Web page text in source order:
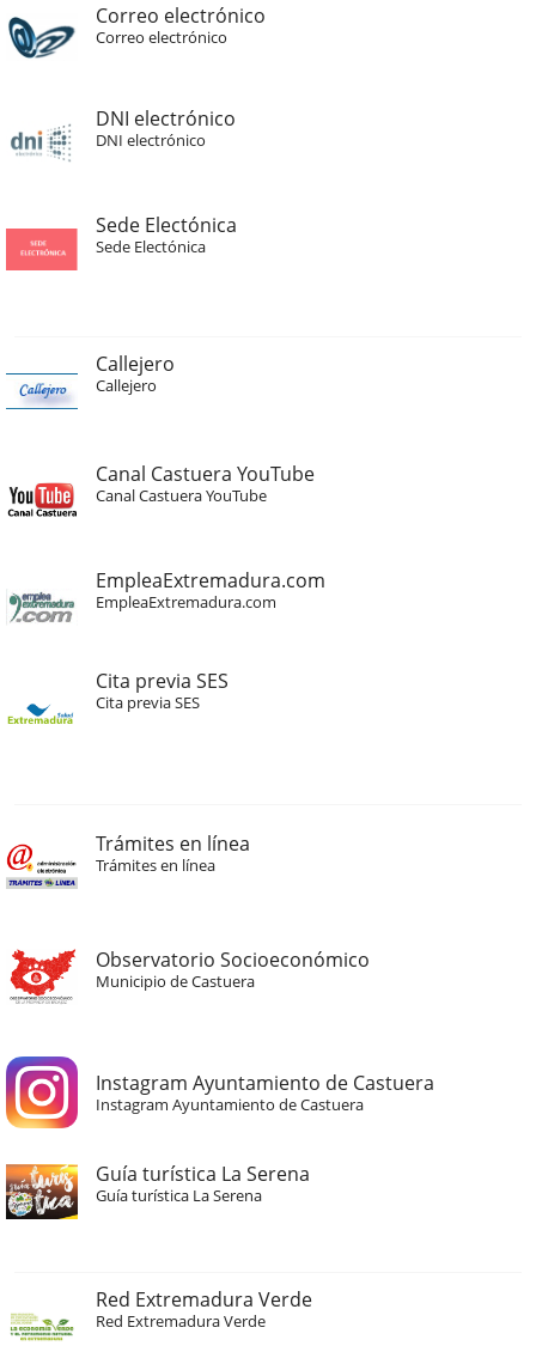
Correo electrónico
Correo electrónico
DNI electrónico
DNI electrónico
Sede Electónica
Sede Electónica
Callejero
Callejero
Canal Castuera YouTube
Canal Castuera YouTube
EmpleaExtremadura.com
EmpleaExtremadura.com
Cita previa SES
Cita previa SES
Trámites en línea
Trámites en línea
Observatorio Socioeconómico
Municipio de Castuera
Instagram Ayuntamiento de Castuera
Instagram Ayuntamiento de Castuera
Guía turística La Serena
Guía turística La Serena
Red Extremadura Verde
Red Extremadura Verde